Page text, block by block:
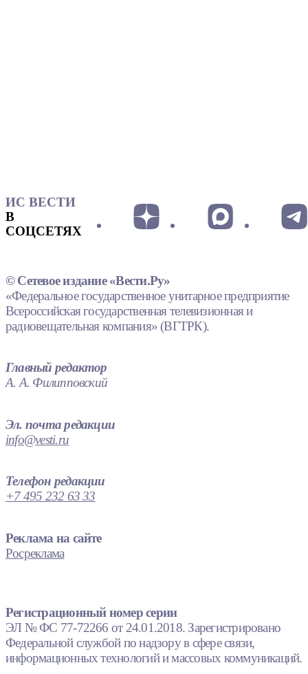
ИС ВЕСТИ
В
СОЦСЕТЯХ
© Сетевое издание «Вести.Ру»
«Федеральное государственное унитарное предприятие
Всероссийская государственная телевизионная и
радиовещательная компания» (ВГТРК).
Главный редактор
А. А. Филипповский
Эл. почта редакции
info@vesti.ru
Телефон редакции
+7 495 232 63 33
Реклама на сайте
Росреклама
Регистрационный номер серии
ЭЛ № ФС 77-72266 от 24.01.2018. Зарегистрировано
Федеральной службой по надзору в сфере связи,
информационных технологий и массовых коммуникаций.